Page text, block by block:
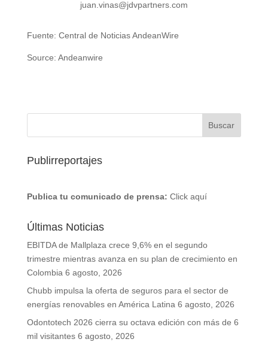
juan.vinas@jdvpartners.com
Fuente: Central de Noticias AndeanWire
Source: Andeanwire
Publirreportajes
Publica tu comunicado de prensa: Click aquí
Últimas Noticias
EBITDA de Mallplaza crece 9,6% en el segundo
trimestre mientras avanza en su plan de crecimiento en
Colombia 6 agosto, 2026
Chubb impulsa la oferta de seguros para el sector de
energías renovables en América Latina 6 agosto, 2026
Odontotech 2026 cierra su octava edición con más de 6
mil visitantes 6 agosto, 2026